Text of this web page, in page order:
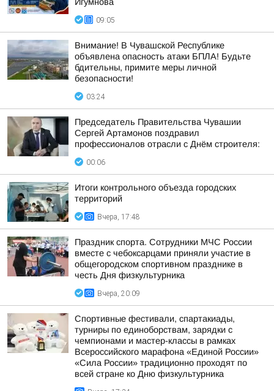
09:05
Внимание! В Чувашской Республике
объявлена опасность атаки БПЛА! Будьте
бдительны, примите меры личной
безопасности!
03:24
Председатель Правительства Чувашии
Сергей Артамонов поздравил
профессионалов отрасли с Днём строителя:
00:06
Итоги контрольного объезда городских
территорий
Вчера, 17:48
Праздник спорта. Сотрудники МЧС России
вместе с чебоксарцами приняли участие в
общегородском спортивном празднике в
честь Дня физкультурника
Вчера, 20:09
Спортивные фестивали, спартакиады,
турниры по единоборствам, зарядки с
чемпионами и мастер-классы в рамках
Всероссийского марафона «Единой России»
«Сила России» традиционно проходят по
всей стране ко Дню физкультурника